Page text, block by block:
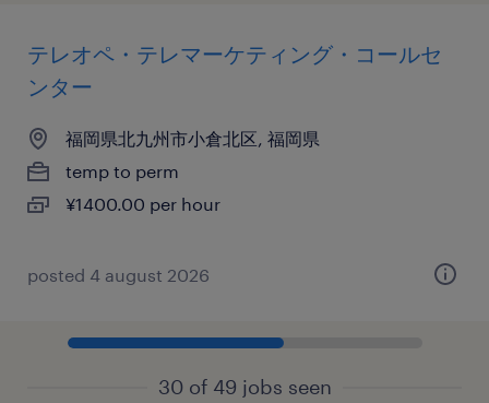
テレオペ・テレマーケティング・コールセ
ンター
福岡県北九州市小倉北区, 福岡県
temp to perm
¥1400.00 per hour
posted 4 august 2026
30 of 49 jobs seen